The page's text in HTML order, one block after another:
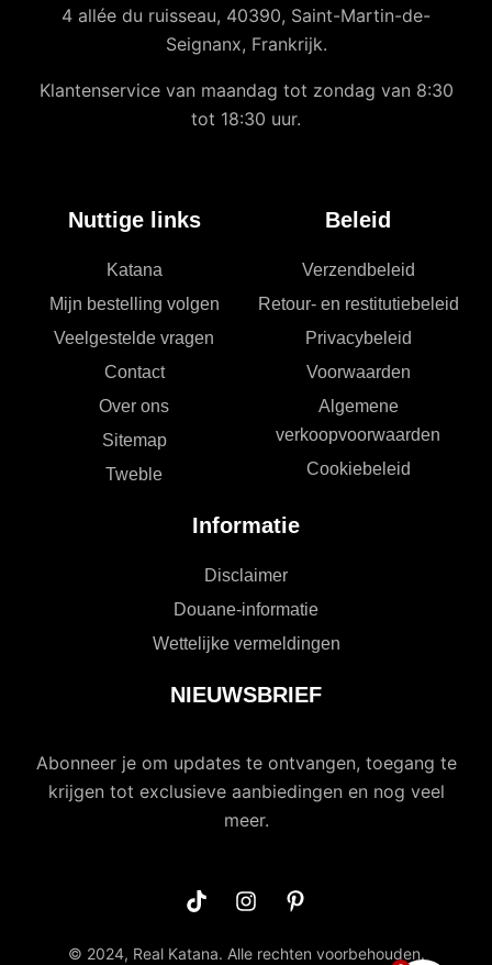
4 allée du ruisseau, 40390, Saint-Martin-de-
Seignanx, Frankrijk.
Klantenservice van maandag tot zondag van 8:30
tot 18:30 uur.
Nuttige links
Katana
Mijn bestelling volgen
Veelgestelde vragen
Contact
Over ons
Sitemap
Tweble
Beleid
Verzendbeleid
Retour- en restitutiebeleid
Privacybeleid
Voorwaarden
Algemene
verkoopvoorwaarden
Cookiebeleid
Informatie
Disclaimer
Douane-informatie
Wettelijke vermeldingen
NIEUWSBRIEF
Abonneer je om updates te ontvangen, toegang te
krijgen tot exclusieve aanbiedingen en nog veel
meer.
© 2024, Real Katana. Alle rechten voorbehouden.